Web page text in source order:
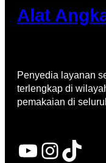
Alat
Penyedia layanan
terlengkap di
pemakaian di
YouTube Instagram TikTok